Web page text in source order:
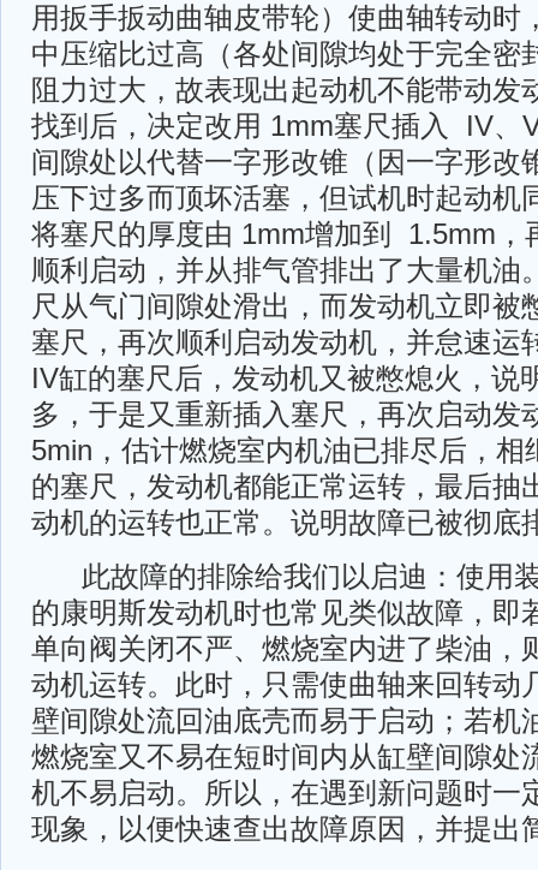
用扳手扳动曲轴皮带轮）使曲轴转动时
中压缩比过高（各处间隙均处于完全密
阻力过大，故表现出起动机不能带动发
找到后，决定改用 1mm塞尺插入 IV、
间隙处以代替一字形改锥（因一字形改
压下过多而顶坏活塞，但试机时起动机
将塞尺的厚度由 1mm增加到 1.5mm，
顺利启动，并从排气管排出了大量机油
尺从气门间隙处滑出，而发动机立即被
塞尺，再次顺利启动发动机，并怠速运
IV缸的塞尺后，发动机又被憋熄火，说
多，于是又重新插入塞尺，再次启动发
5min，估计燃烧室内机油已排尽后，
的塞尺，发动机都能正常运转，最后
动机的运转也正常。说明故障已被彻底
此故障的排除给我们以启迪：使用
的康明斯发动机时也常见类似故障，即
单向阀关闭不严、燃烧室内进了柴油，
动机运转。此时，只需使曲轴来回转动
壁间隙处流回油底壳而易于启动；若机
燃烧室又不易在短时间内从缸壁间隙处
机不易启动。所以，在遇到新问题时一
现象，以便快速查出故障原因，并提出